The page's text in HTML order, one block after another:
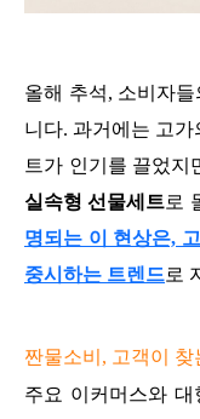
올해 추석, 소비자
니다. 과거에는 고가
트가 인기를 끌었지
실속형 선물세트로
명되는 이 현상은,
중시하는 트렌드로
짠물소비, 고객이 찾
주요 이커머스와